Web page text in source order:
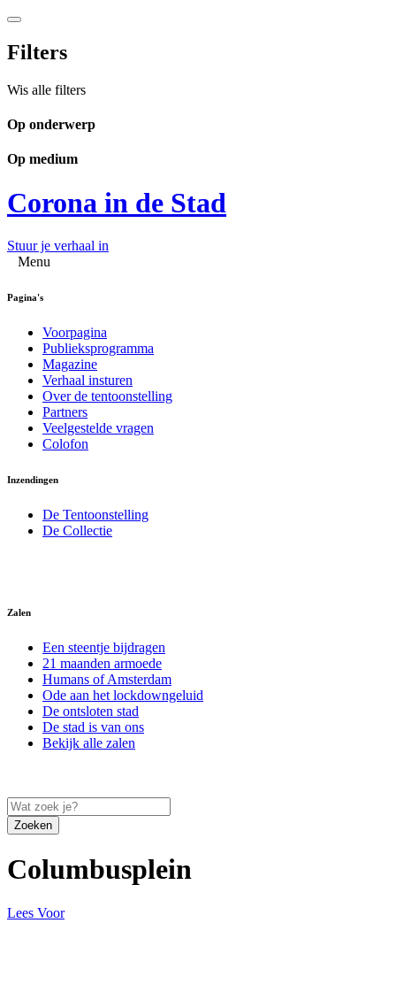
Filters
Wis alle filters
Op onderwerp
Op medium
Corona in de Stad
Stuur je verhaal in
Menu
Pagina's
Voorpagina
Publieksprogramma
Magazine
Verhaal insturen
Over de tentoonstelling
Partners
Veelgestelde vragen
Colofon
Inzendingen
De Tentoonstelling
De Collectie
Zalen
Een steentje bijdragen
21 maanden armoede
Humans of Amsterdam
Ode aan het lockdowngeluid
De ontsloten stad
De stad is van ons
Bekijk alle zalen
Zoeken
Columbusplein
Lees Voor